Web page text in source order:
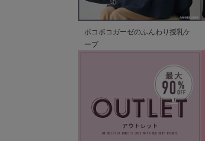
ポコポコガーゼのふんわり授乳ケ
ープ